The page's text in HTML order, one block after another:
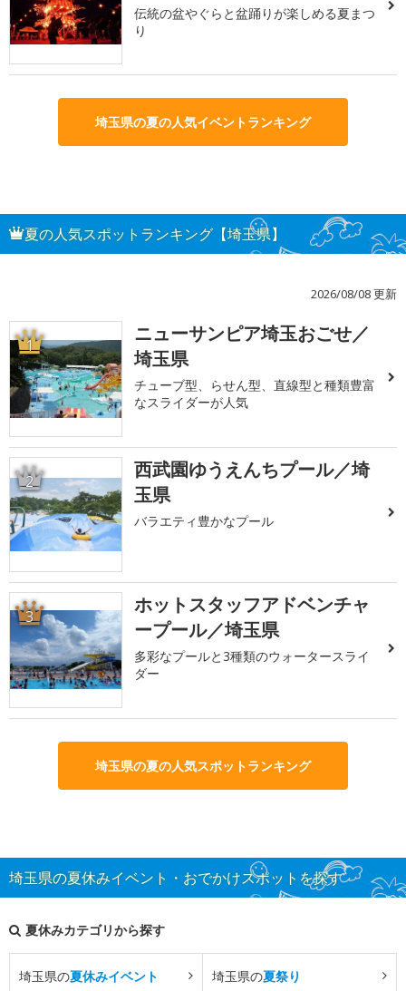
伝統の盆やぐらと盆踊りが楽しめる夏まつ
り
埼玉県の夏の人気イベントランキング
夏の人気スポットランキング【埼玉県】
2026/08/08 更新
1
ニューサンピア埼玉おごせ／
埼玉県
チューブ型、らせん型、直線型と種類豊富
なスライダーが人気
2
西武園ゆうえんちプール／埼
玉県
バラエティ豊かなプール
3
ホットスタッフアドベンチャ
ープール／埼玉県
多彩なプールと3種類のウォータースライ
ダー
埼玉県の夏の人気スポットランキング
埼玉県の夏休みイベント・おでかけスポットを探す
夏休みカテゴリから探す
埼玉県の夏休みイベント 埼玉県の夏祭り